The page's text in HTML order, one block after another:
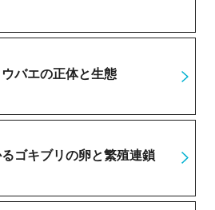
バエの正体と生態
ゴキブリの卵と繁殖連鎖